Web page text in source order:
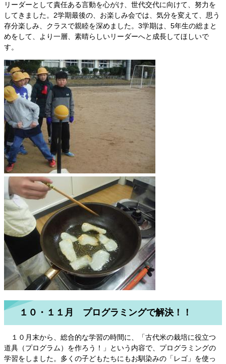
リーダーとして責任ある言動を心がけ、世代交代に向けて、努力を
してきました。2学期最後の、お楽しみ会では、気分を変えて、思う
存分楽しみ、クラスで親睦を深めました。3学期は、5年生の総まと
めをして、より一層、素晴らしいリーダーへと成長してほしいで
す。
１０・１１月 プログラミングで解決！！
１０月末から、総合的な学習の時間に、「古代米の栽培に役立つ
道具（プログラム）を作ろう！」という内容で、プログラミングの
学習をしました。多くの子どもたちにもお馴染みの「レゴ」を使っ